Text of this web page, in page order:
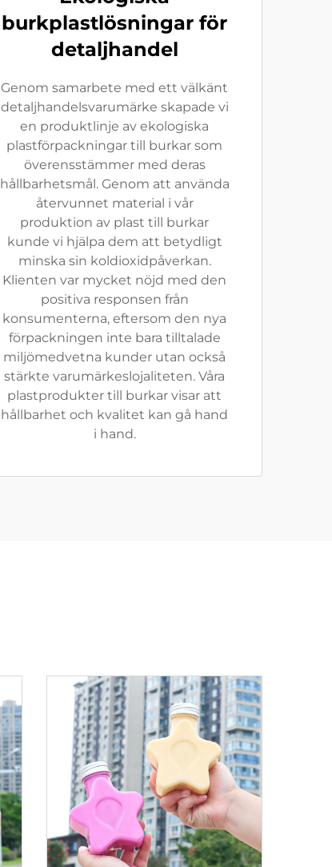
burkplastlösningar för
detaljhandel
Genom samarbete med ett välkänt
detaljhandelsvarumärke skapade vi
en produktlinje av ekologiska
plastförpackningar till burkar som
överensstämmer med deras
hållbarhetsmål. Genom att använda
återvunnet material i vår
produktion av plast till burkar
kunde vi hjälpa dem att betydligt
minska sin koldioxidpåverkan.
Klienten var mycket nöjd med den
positiva responsen från
konsumenterna, eftersom den nya
förpackningen inte bara tilltalade
miljömedvetna kunder utan också
stärkte varumärkeslojaliteten. Våra
plastprodukter till burkar visar att
hållbarhet och kvalitet kan gå hand
i hand.